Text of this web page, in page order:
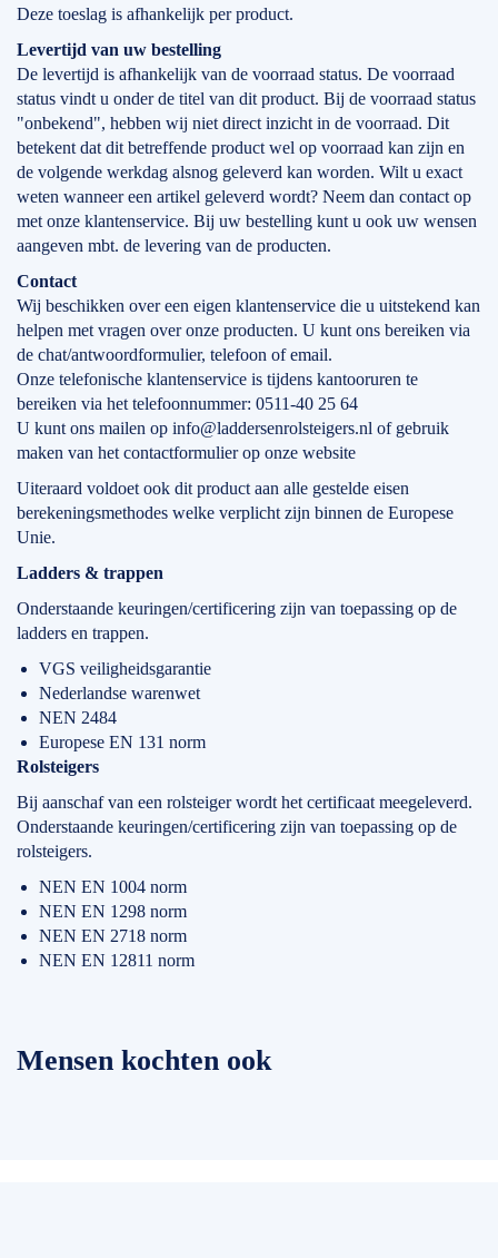
Deze toeslag is afhankelijk per product.
Levertijd van uw bestelling
De levertijd is afhankelijk van de voorraad status. De voorraad
status vindt u onder de titel van dit product. Bij de voorraad status
"onbekend", hebben wij niet direct inzicht in de voorraad. Dit
betekent dat dit betreffende product wel op voorraad kan zijn en
de volgende werkdag alsnog geleverd kan worden. Wilt u exact
weten wanneer een artikel geleverd wordt? Neem dan contact op
met onze klantenservice. Bij uw bestelling kunt u ook uw wensen
aangeven mbt. de levering van de producten.
Contact
Wij beschikken over een eigen klantenservice die u uitstekend kan
helpen met vragen over onze producten. U kunt ons bereiken via
de chat/antwoordformulier, telefoon of email.
Onze telefonische klantenservice is tijdens kantooruren te
bereiken via het telefoonnummer: 0511-40 25 64
U kunt ons mailen op info@laddersenrolsteigers.nl of gebruik
maken van het contactformulier op onze website
Uiteraard voldoet ook dit product aan alle gestelde eisen
berekeningsmethodes welke verplicht zijn binnen de Europese
Unie.
Ladders & trappen
Onderstaande keuringen/certificering zijn van toepassing op de
ladders en trappen.
VGS veiligheidsgarantie
Nederlandse warenwet
NEN 2484
Europese EN 131 norm
Rolsteigers
Bij aanschaf van een rolsteiger wordt het certificaat meegeleverd.
Onderstaande keuringen/certificering zijn van toepassing op de
rolsteigers.
NEN EN 1004 norm
NEN EN 1298 norm
NEN EN 2718 norm
NEN EN 12811 norm
Mensen kochten ook